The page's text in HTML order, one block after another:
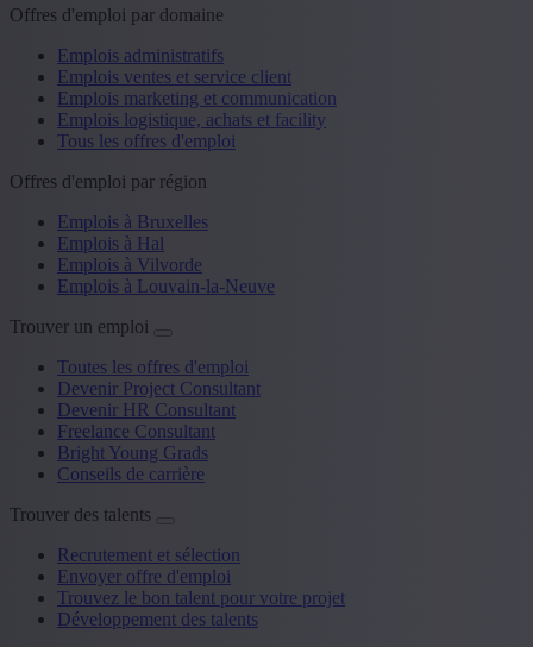
Offres d'emploi par domaine
Emplois administratifs
Emplois ventes et service client
Emplois marketing et communication
Emplois logistique, achats et facility
Tous les offres d'emploi
Offres d'emploi par région
Emplois à Bruxelles
Emplois à Hal
Emplois à Vilvorde
Emplois à Louvain-la-Neuve
Trouver un emploi
Toutes les offres d'emploi
Devenir Project Consultant
Devenir HR Consultant
Freelance Consultant
Bright Young Grads
Conseils de carrière
Trouver des talents
Recrutement et sélection
Envoyer offre d'emploi
Trouvez le bon talent pour votre projet
Développement des talents